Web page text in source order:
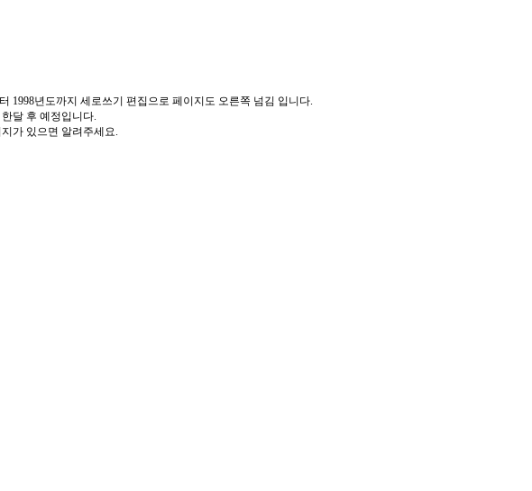
1998년도까지 세로쓰기 편집으로 페이지도 오른쪽 넘김 입니다.
달 후 예정입니다.
가 있으면 알려주세요.